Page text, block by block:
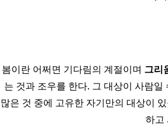
봄이란 어쩌면 기다림의 계절이며 그리
는 것과 조우를 한다. 그 대상이 사람
많은 것 중에 고유한 자기만의 대상이
하고